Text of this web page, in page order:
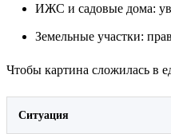
ИЖС и садовые дома:
Земельные участки:
Чтобы картина сложилась в
Ситуация